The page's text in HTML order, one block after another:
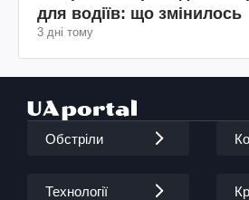
для водіїв: що змінилось
3 дні тому
Обстріли
Технології